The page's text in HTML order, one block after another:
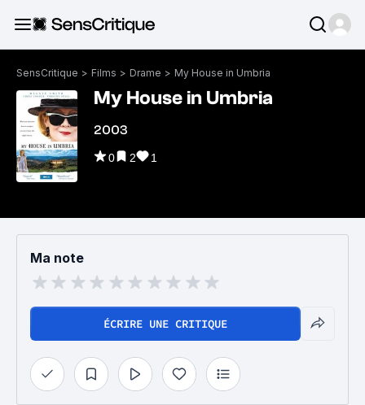
SensCritique > Films > Drame > My House in Umbria
My House in Umbria
2003
0 2 1
Ma note
ÉCRIRE UNE CRITIQUE